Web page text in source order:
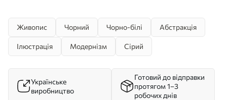
Живопис Чорний Чорно-білі Абстракція
Ілюстрація Модернізм Сірий
Українське
виробництво
Готовий до відправки
протягом 1–3
робочих днів